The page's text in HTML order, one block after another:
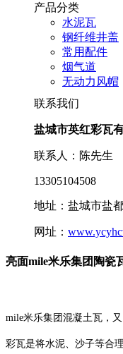
产品分类
水泥瓦
钢纤维井盖
常用配件
烟气道
无动力风帽
联系我们
盐城市英红彩瓦
联系人：陈先生
13305104508
地址：盐城市盐
网址：
亮面mile米乐集团陶瓷
mile米乐集团混凝土瓦，
彩瓦是将水泥、沙子等合